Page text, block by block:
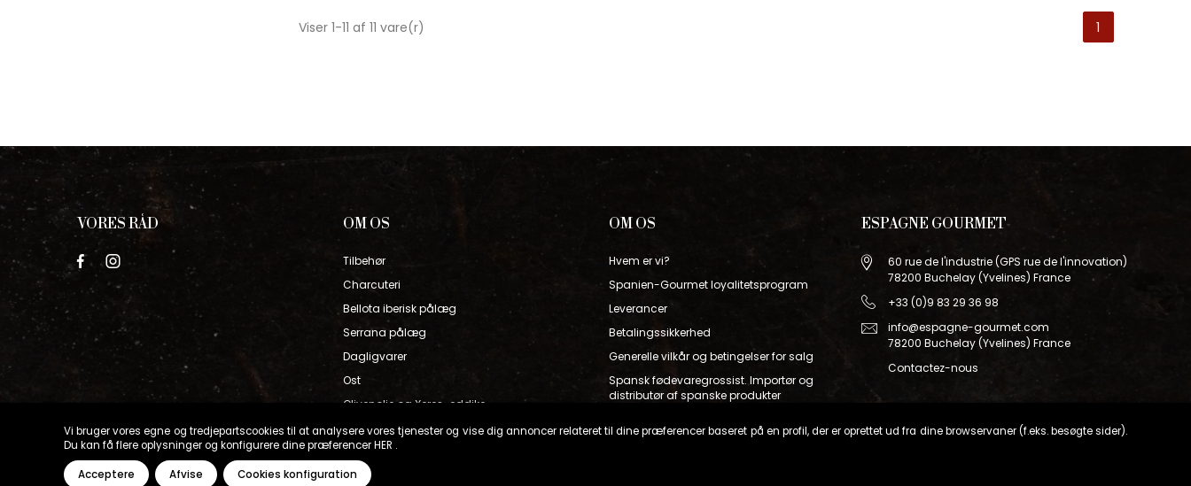
Vi bruger vores egne og tredjepartscookies til at analysere vores tjenester og vise dig annoncer relateret til dine præferencer baseret på en profil, der er oprettet ud fra dine browservaner (f.eks. besøgte sider).
Du kan få flere oplysninger og konfigurere dine præferencerHER .
Acceptere Afvise Cookies konfiguration
Viser 1-11 af 11 vare(r) 1
VORES RÅD OM OS
Tilbehør
Charcuteri
Bellota iberisk pålæg
Serrana pålæg
Dagligvarer
Ost
Olivenolie og Xeres-eddike
Iberisk skinke
Vin
OM OS
Hvem er vi?
Spanien-Gourmet loyalitetsprogram
Leverancer
Betalingssikkerhed
Generelle vilkår og betingelser for salg
Spansk fødevaregrossist. Importør og
distributør af spanske produkter
ESPAGNE GOURMET
60 rue de l'industrie (GPS rue de l'innovation)
78200 Buchelay (Yvelines) France
+33 (0)9 83 29 36 98
info@espagne-gourmet.com
78200 Buchelay (Yvelines) France
Contactez-nous